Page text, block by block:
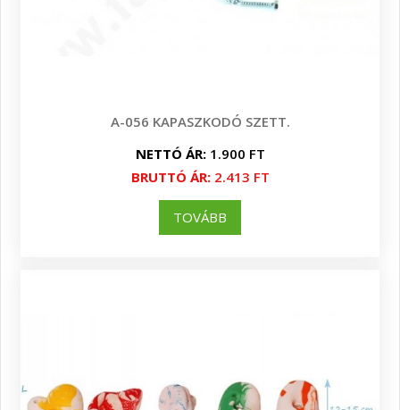
A-056 KAPASZKODÓ SZETT.
NETTÓ ÁR:1.900 FT
BRUTTÓ ÁR:2.413 FT
TOVÁBB